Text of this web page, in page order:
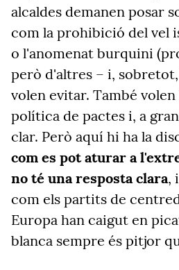
alcaldes demanen posar
com la prohibició del vel
o l'anomenat burquini
però d'altres – i,
volen evitar. També
política de pactes i, a
clar. Però aquí hi ha la
com es pot aturar a
no té una resposta clara,
com els partits de
Europa han caigut en
blanca sempre és pitjor